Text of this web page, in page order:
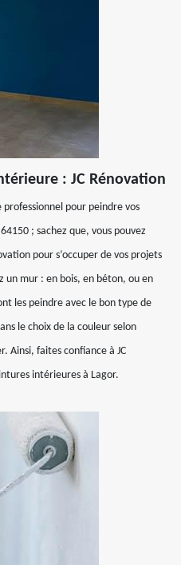
: JC Rénovation
professionnel pour peindre vos
; sachez que, vous pouvez
pour s’occuper de vos projets
un mur : en bois, en béton, ou en
les peindre avec le bon type de
le choix de la couleur selon
Ainsi, faites confiance à JC
intérieures à Lagor.